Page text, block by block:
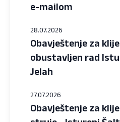
e-mailom
28.07.2026
Obavještenje za
obustavljen rad
Jelah
27.07.2026
Obavještenje za